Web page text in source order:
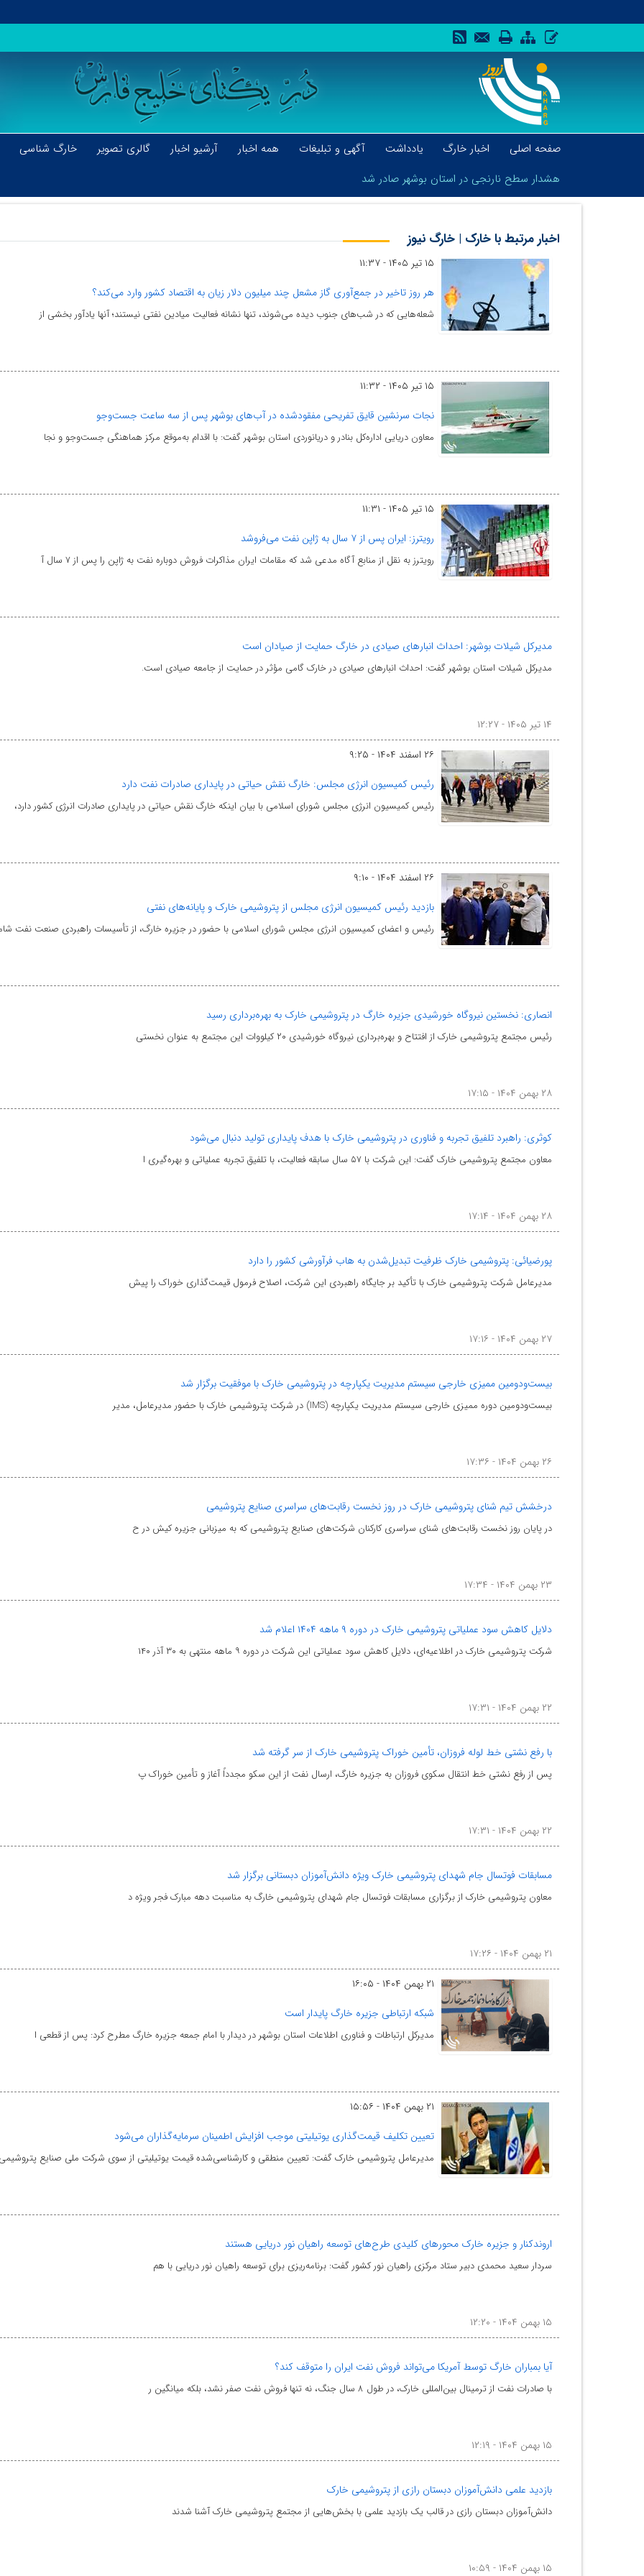
صفحه اصلی اخبار خارگ یادداشت آگهی و تبلیغات همه اخبار آرشیو اخبار گالری تصویر
خارگ شناسی
هشدار سطح نارنجی در استان بوشهر صادر شد
هشدار سطح نارنجی در استان بوشهر صادر شد
اخبار مرتبط با خارک | خارگ نیوز
۱۵ تیر ۱۴۰۵ - ۱۱:۳۷
هر روز تاخیر در جمع‌آوری گاز مشعل چند میلیون دلار زیان به اقتصاد کشور وارد می‌کند؟
شعله‌هایی که در شب‌های جنوب دیده می‌شوند، تنها نشانه فعالیت میادین نفتی نیستند؛ آنها یادآور بخشی از
۱۵ تیر ۱۴۰۵ - ۱۱:۳۲
نجات سرنشین قایق تفریحی مفقودشده در آب‌های بوشهر پس از سه ساعت جست‌وجو
معاون دریایی اداره‌کل بنادر و دریانوردی استان بوشهر گفت: با اقدام به‌موقع مرکز هماهنگی جست‌وجو و نجا
۱۵ تیر ۱۴۰۵ - ۱۱:۳۱
رویترز: ایران پس از ۷ سال به ژاپن نفت می‌‎‌فروشد
رویترز به نقل از منابع آگاه مدعی شد که مقامات ایران مذاکرات فروش دوباره نفت به ژاپن را پس از ۷ سال آ
مدیرکل شیلات بوشهر: احداث انبارهای صیادی در خارگ حمایت از صیادان است
مدیرکل شیلات استان بوشهر گفت: احداث انبارهای صیادی در خارک گامی مؤثر در حمایت از جامعه صیادی است.
۱۴ تیر ۱۴۰۵ - ۱۲:۲۷
۲۶ اسفند ۱۴۰۴ - ۹:۲۵
رئیس کمیسیون انرژی مجلس: خارگ نقش حیاتی در پایداری صادرات نفت دارد
رئیس کمیسیون انرژی مجلس شورای اسلامی با بیان اینکه خارگ نقش حیاتی در پایداری صادرات انرژی کشور دارد،
۲۶ اسفند ۱۴۰۴ - ۹:۱۰
بازدید رئیس کمیسیون انرژی مجلس از پتروشیمی خارک و پایانه‌های نفتی
رئیس و اعضای کمیسیون انرژی مجلس شورای اسلامی با حضور در جزیره خارگ، از تأسیسات راهبردی صنعت نفت
انصاری: نخستین نیروگاه خورشیدی جزیره خارگ در پتروشیمی خارک به بهره‌برداری رسید
رئیس مجتمع پتروشیمی خارک از افتتاح و بهره‌برداری نیروگاه خورشیدی ۲۰ کیلووات این مجتمع به عنوان نخستی
۲۸ بهمن ۱۴۰۴ - ۱۷:۱۵
کوثری: راهبرد تلفیق تجربه و فناوری در پتروشیمی خارک با هدف پایداری تولید دنبال می‌شود
معاون مجتمع پتروشیمی خارک گفت: این شرکت با ۵۷ سال سابقه فعالیت، با تلفیق تجربه عملیاتی و بهره‌گیری ا
۲۸ بهمن ۱۴۰۴ - ۱۷:۱۴
پورضیائی: پتروشیمی خارک ظرفیت تبدیل‌شدن به هاب فرآورشی کشور را دارد
مدیرعامل شرکت پتروشیمی خارک با تأکید بر جایگاه راهبردی این شرکت، اصلاح فرمول قیمت‌گذاری خوراک را پیش
۲۷ بهمن ۱۴۰۴ - ۱۷:۱۶
بیست‌ودومین ممیزی خارجی سیستم مدیریت یکپارچه در پتروشیمی خارک با موفقیت برگزار شد
بیست‌ودومین دوره ممیزی خارجی سیستم مدیریت یکپارچه (IMS) در شرکت پتروشیمی خارک با حضور مدیرعامل، مدیر
۲۶ بهمن ۱۴۰۴ - ۱۷:۳۶
درخشش تیم شنای پتروشیمی خارک در روز نخست رقابت‌های سراسری صنایع پتروشیمی
در پایان روز نخست رقابت‌های شنای سراسری کارکنان شرکت‌های صنایع پتروشیمی که به میزبانی جزیره کیش در ح
۲۳ بهمن ۱۴۰۴ - ۱۷:۳۴
دلایل کاهش سود عملیاتی پتروشیمی خارک در دوره ۹ ماهه ۱۴۰۴ اعلام شد
شرکت پتروشیمی خارک در اطلاعیه‌ای، دلایل کاهش سود عملیاتی این شرکت در دوره ۹ ماهه منتهی به ۳۰ آذر ۱۴۰
۲۲ بهمن ۱۴۰۴ - ۱۷:۳۱
با رفع نشتی خط لوله فروزان، تأمین خوراک پتروشیمی خارک از سر گرفته شد
پس از رفع نشتی خط انتقال سکوی فروزان به جزیره خارگ، ارسال نفت از این سکو مجدداً آغاز و تأمین خوراک پ
۲۲ بهمن ۱۴۰۴ - ۱۷:۳۱
مسابقات فوتسال جام شهدای پتروشیمی خارک ویژه دانش‌آموزان دبستانی برگزار شد
معاون پتروشیمی خارک از برگزاری مسابقات فوتسال جام شهدای پتروشیمی خارگ به مناسبت دهه مبارک فجر ویژه د
۲۱ بهمن ۱۴۰۴ - ۱۷:۲۶
۲۱ بهمن ۱۴۰۴ - ۱۶:۰۵
شبکه ارتباطی جزیره خارگ پایدار است
مدیرکل ارتباطات و فناوری اطلاعات استان بوشهر در دیدار با امام جمعه جزیره خارگ مطرح کرد: پس از قطعی ا
۲۱ بهمن ۱۴۰۴ - ۱۵:۵۶
تعیین تکلیف قیمت‌گذاری یوتیلیتی موجب افزایش اطمینان سرمایه‌گذاران می‌شود
مدیرعامل پتروشیمی خارک گفت: تعیین منطقی و کارشناسی‌شده قیمت یوتیلیتی از سوی شرکت ملی صنایع
اروندکنار و جزیره خارک محورهای کلیدی طرح‌های توسعه راهیان نور دریایی هستند
سردار سعید محمدی دبیر ستاد مرکزی راهیان نور کشور گفت: برنامه‌ریزی برای توسعه راهیان نور دریایی با هم
۱۵ بهمن ۱۴۰۴ - ۱۲:۲۰
آیا بمباران خارگ توسط آمریکا می‌تواند فروش نفت ایران را متوقف کند؟
با صادرات نفت از ترمینال بین‌المللی خارک، در طول ۸ سال جنگ، نه تنها فروش نفت صفر نشد، بلکه میانگین ر
۱۵ بهمن ۱۴۰۴ - ۱۲:۱۹
بازدید علمی دانش‌آموزان دبستان رازی از پتروشیمی خارک
دانش‌آموزان دبستان رازی در قالب یک بازدید علمی با بخش‌هایی از مجتمع پتروشیمی خارک آشنا شدند
۱۵ بهمن ۱۴۰۴ - ۱۰:۵۹